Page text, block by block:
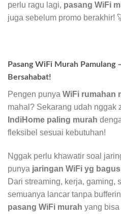
perlu ragu lagi, pasang WiFi
juga sebelum promo berakhir!
Pasang WiFi Murah Pamulang
Bersahabat!
Pengen punya WiFi rumahan
mahal? Sekarang udah nggak
IndiHome paling murah
fleksibel sesuai kebutuhan!
Nggak perlu khawatir soal
punya jaringan WiFi yg bagus
Dari streaming, kerja, gaming,
semuanya lancar tanpa
pasang WiFi murah yang bisa